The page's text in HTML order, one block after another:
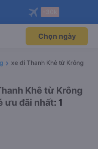
độc
Mở app
bay qua
Mở app
Chọn ngày
xe đi Thanh Khê từ Krông
Khê từ Krông
ưu đãi nhất: 1